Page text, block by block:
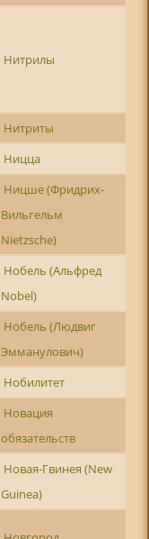
Нитрилы
Нитриты
Ницца
Ницше (Фридрих-
Вильгельм
Nietzsche)
Нобель (Альфред
Nobel)
Нобель (Людвиг
Эмманулович)
Нобилитет
Новация
обязательств
Новая-Гвинея (New
Guinea)